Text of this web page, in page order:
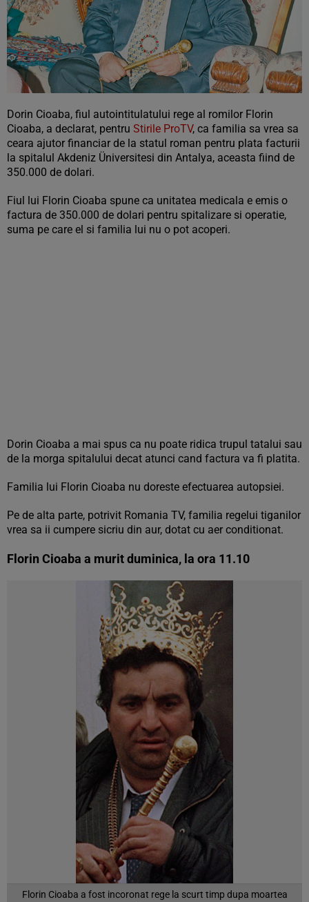
Dorin Cioaba, fiul autointitulatului rege al romilor Florin
Cioaba, a declarat, pentru Stirile ProTV, ca familia sa vrea sa
ceara ajutor financiar de la statul roman pentru plata facturii
la spitalul Akdeniz Üniversitesi din Antalya, aceasta fiind de
350.000 de dolari.
Fiul lui Florin Cioaba spune ca unitatea medicala e emis o
factura de 350.000 de dolari pentru spitalizare si operatie,
suma pe care el si familia lui nu o pot acoperi.
Dorin Cioaba a mai spus ca nu poate ridica trupul tatalui sau
de la morga spitalului decat atunci cand factura va fi platita.
Familia lui Florin Cioaba nu doreste efectuarea autopsiei.
Pe de alta parte, potrivit Romania TV, familia regelui tiganilor
vrea sa ii cumpere sicriu din aur, dotat cu aer conditionat.
Florin Cioaba a murit duminica, la ora 11.10
Florin Cioaba a fost incoronat rege la scurt timp dupa moartea